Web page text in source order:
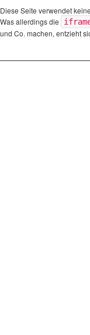
Diese Seite verwendet
Was allerdings die
und Co. machen, entzieht